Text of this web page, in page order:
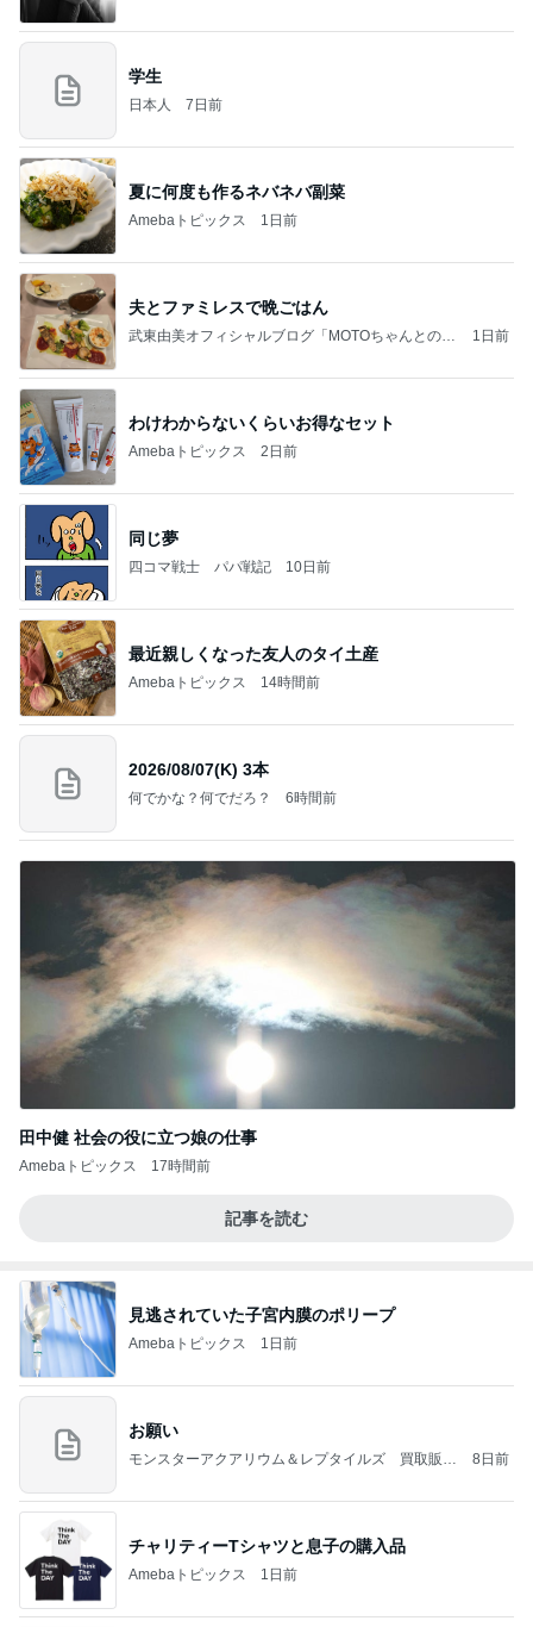
学生
日本人 7日前
夏に何度も作るネバネバ副菜
Amebaトピックス 1日前
夫とファミレスで晩ごはん
武東由美オフィシャルブログ「MOTOちゃんとのは
1日前
わけわからないくらいお得なセット
Amebaトピックス 2日前
同じ夢
四コマ戦士 パパ戦記 10日前
最近親しくなった友人のタイ土産
Amebaトピックス 14時間前
2026/08/07(K) 3本
何でかな？何でだろ？ 6時間前
田中健 社会の役に立つ娘の仕事
Amebaトピックス 17時間前
記事を読む
見逃されていた子宮内膜のポリープ
Amebaトピックス 1日前
お願い
モンスターアクアリウム＆レプタイルズ 買取販売
8日前
チャリティーTシャツと息子の購入品
Amebaトピックス 1日前